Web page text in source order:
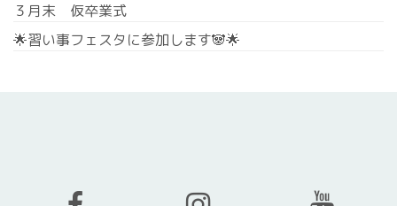
３月末 仮卒業式
🌟習い事フェスタに参加します🐼🌟